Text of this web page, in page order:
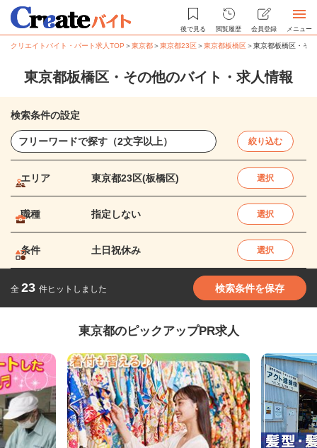
後で見る 閲覧履歴 会員登録 メニュー
クリエイトバイト・パート求人TOP ＞東京都＞東京都23区＞東京都板橋区＞東京都板橋区・そ
東京都板橋区・その他のバイト・求人情報
検索条件の設定
絞り込む
エリア 東京都23区(板橋区) 選択
職種 指定しない 選択
条件 土日祝休み 選択
全 23 件ヒットしました 検索条件を保存
東京都のピックアップPR求人